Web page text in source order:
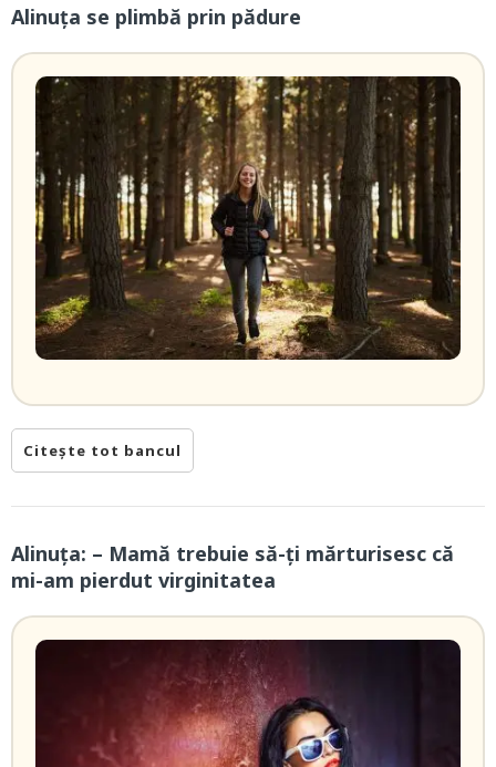
Alinuța se plimbă prin pădure
Citește tot bancul
Alinuţa: – Mamă trebuie să-ți mărturisesc că
mi-am pierdut virginitatea